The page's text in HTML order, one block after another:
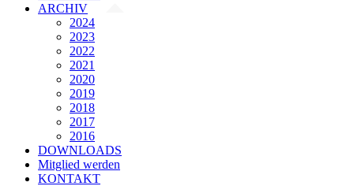
ARCHIV
2024
2023
2022
2021
2020
2019
2018
2017
2016
DOWNLOADS
Mitglied werden
KONTAKT